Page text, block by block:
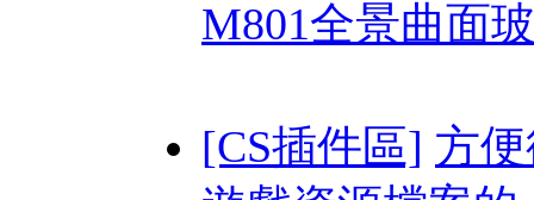
M801全景曲面
[CS插件區] 方便